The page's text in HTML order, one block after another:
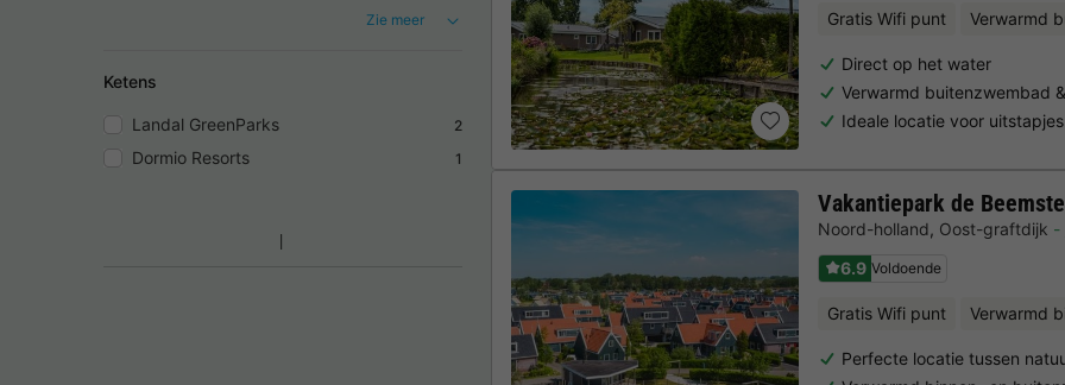
Zie meer
Ketens
Landal GreenParks 2
Dormio Resorts 1
Gratis Wifi punt Verwarmd
Direct op het water
Verwarmd buitenzwembad
Ideale locatie voor
Vakantiepark de
Noord-holland, Oost-graftdijk
6.9 Voldoende
Gratis Wifi punt Verwarmd
Perfecte locatie tussen